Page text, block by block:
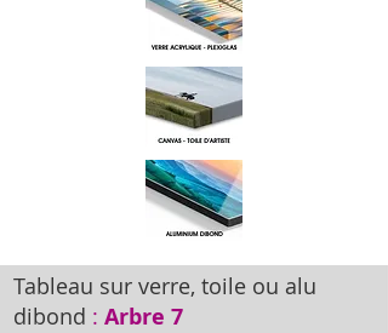
Tableau sur verre, toile ou alu
dibond : Arbre 7